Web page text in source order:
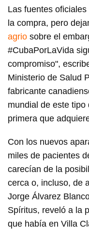
Las fuentes
la compra, pero
agrio sobre el
#CubaPorLaVida
compromiso",
Ministerio de Salud
fabricante
mundial de este
primera que
Con los nuevos
miles de pacientes
carecían de la
cerca o, incluso, de
Jorge Álvarez
Spíritus, reveló a la
que había en Villa